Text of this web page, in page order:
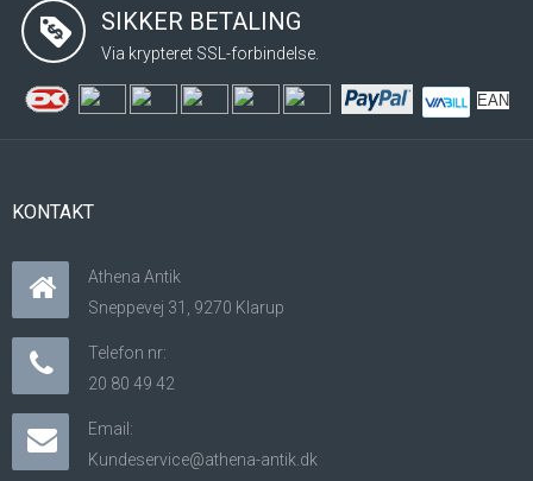
SIKKER BETALING
Via krypteret SSL-forbindelse.
EAN
KONTAKT
Athena Antik
Sneppevej 31, 9270 Klarup
Telefon nr:
20 80 49 42
Email:
Kundeservice@athena-antik.dk